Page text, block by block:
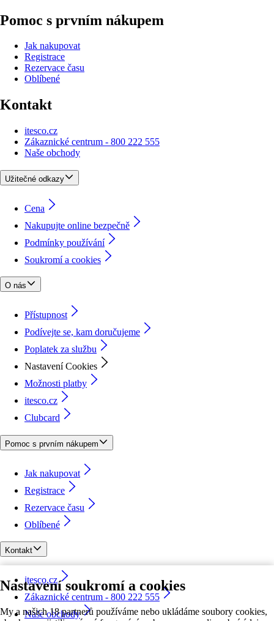
Nastavení soukromí a cookies
My a našich 18 partnerů používáme nebo ukládáme soubory cookies,
Pomoc s prvním nákupem
Jak nakupovat
Registrace
Rezervace času
Oblíbené
Kontakt
itesco.cz
Zákaznické centrum - 800 222 555
Naše obchody
Užitečné odkazy
Cena
Nakupujte online bezpečně
Podmínky používání
Soukromí a cookies
O nás
Přístupnost
Podívejte se, kam doručujeme
Poplatek za službu
Nastavení Cookies
Možnosti platby
itesco.cz
Clubcard
Pomoc s prvním nákupem
Jak nakupovat
Registrace
Rezervace času
Oblíbené
Kontakt
itesco.cz
Zákaznické centrum - 800 222 555
Naše obchody